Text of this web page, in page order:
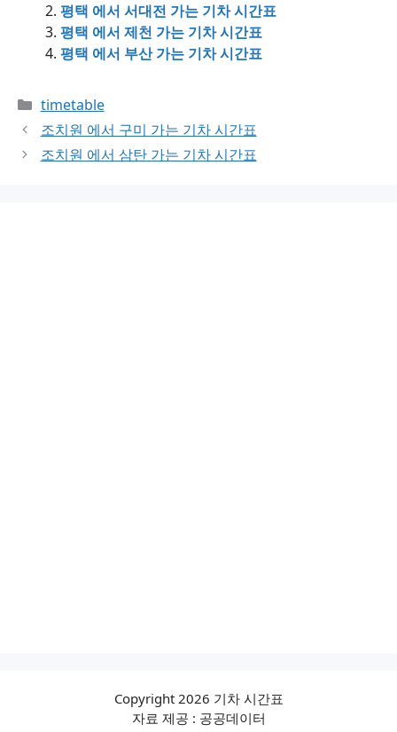
평택 에서 서대전 가는 기차 시간표
평택 에서 제천 가는 기차 시간표
평택 에서 부산 가는 기차 시간표
Categories
timetable
조치원 에서 구미 가는 기차 시간표
조치원 에서 삼탄 가는 기차 시간표
Copyright 2026 기차 시간표
자료 제공 : 공공데이터